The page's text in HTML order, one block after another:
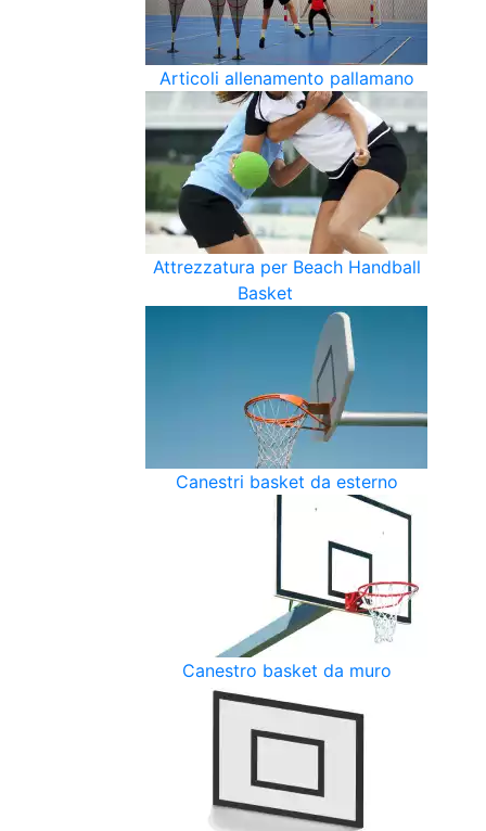
Articoli allenamento pallamano
Attrezzatura per Beach Handball
Basket
Canestri basket da esterno
Canestro basket da muro